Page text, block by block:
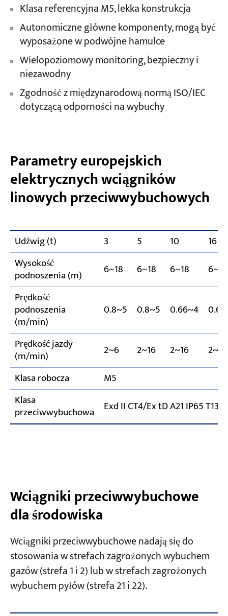
Klasa referencyjna M5, lekka konstrukcja
Autonomiczne główne komponenty, mogą być
wyposażone w podwójne hamulce
Wielopoziomowy monitoring, bezpieczny i
niezawodny
Zgodność z międzynarodową normą ISO/IEC
dotyczącą odporności na wybuchy
Parametry europejskich
elektrycznych wciągników
linowych przeciwwybuchowych
Udźwig (t) 3 5 10
16
Wysokość
podnoszenia (m) 6~18 6~18 6~18
6~18
Prędkość
podnoszenia
(m/min)
0.8~5 0.8~5 0.66~4
Prędkość jazdy
(m/min) 2~6 2~16 2~16
2~16
Klasa robocza
M5
Klasa
przeciwwybuchowa Exd II CT4/Ex tD A21 IP65
Wciągniki przeciwwybuchowe
dla środowiska
Wciągniki przeciwwybuchowe nadają się do
stosowania w strefach zagrożonych wybuchem
gazów (strefa 1 i 2) lub w strefach zagrożonych
wybuchem pyłów (strefa 21 i 22).